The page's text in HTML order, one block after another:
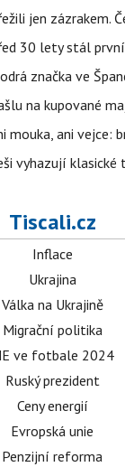
jen zázrakem.
30 lety stál
značka ve
na kupované
mouka, ani vejce:
vyhazují
Tiscali.cz
Inflace
Ukrajina
Válka na Ukrajině
Migrační politika
ve fotbale 2024
Ruský prezident
Ceny energií
Evropská unie
Penzijní reforma